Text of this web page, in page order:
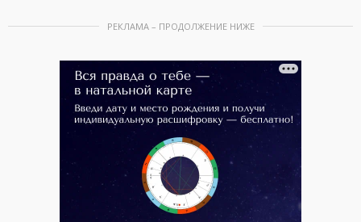
РЕКЛАМА – ПРОДОЛЖЕНИЕ НИЖЕ